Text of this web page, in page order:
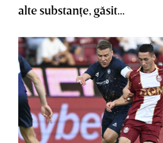
alte substanţe, găsit...